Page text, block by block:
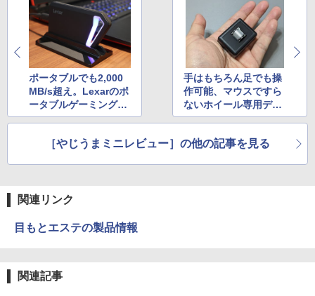
ポータブルでも2,000
MB/s超え。Lexarのポ
ータブルゲーミングSS
Dを試す
手はもちろん足でも操
作可能、マウスですら
ないホイール専用デバ
イス「クレイジースモ
［やじうまミニレビュー］の他の記事を見る
関連リンク
目もとエステの製品情報
関連記事